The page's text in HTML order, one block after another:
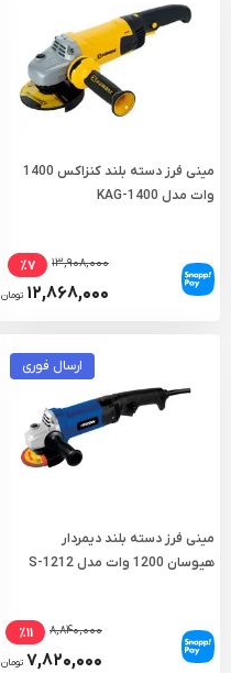
مینی فرز دسته بلند کنزاکس 1400
وات مدل KAG-1400
۱۳,۹۰۸,۰۰۰ ٪۷
۱۲,۸۶۸,۰۰۰ تومان
ارسال فوری
مینی فرز دسته بلند دیمردار
هیوسان 1200 وات مدل S-1212
۸,۸۴۰,۰۰۰ ٪۱۱
۷,۸۲۰,۰۰۰ تومان